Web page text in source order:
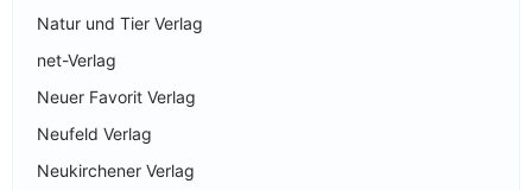
Natur und Tier Verlag
net-Verlag
Neuer Favorit Verlag
Neufeld Verlag
Neukirchener Verlag